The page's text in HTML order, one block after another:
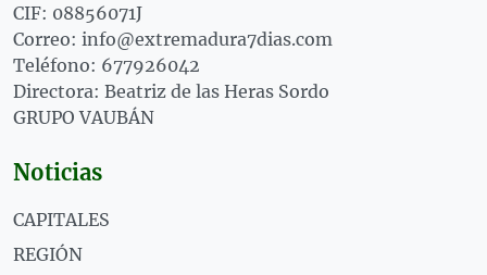
CIF: 08856071J
Correo: info@extremadura7dias.com
Teléfono: 677926042
Directora: Beatriz de las Heras Sordo
GRUPO VAUBÁN
Noticias
CAPITALES
REGIÓN